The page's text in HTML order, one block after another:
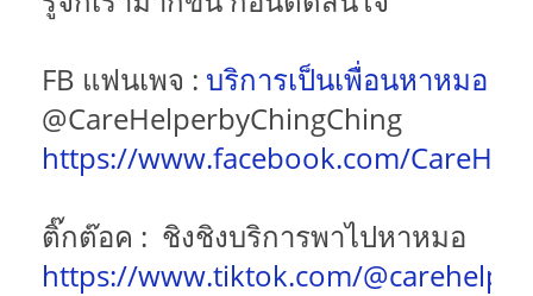
FB แฟนเพจ : บริการเป็นเพื่อนหาหมอ
@CareHelperbyChingChing
https://www.facebook.com/
ติ๊กต๊อค : ชิงชิงบริการพาไปหาหมอ
https://www.tiktok.com/